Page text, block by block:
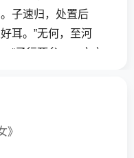
子速归，处置后
耳。”无何，至河
“子行死矣，一文亦
桥。久之，鬼竟不
》